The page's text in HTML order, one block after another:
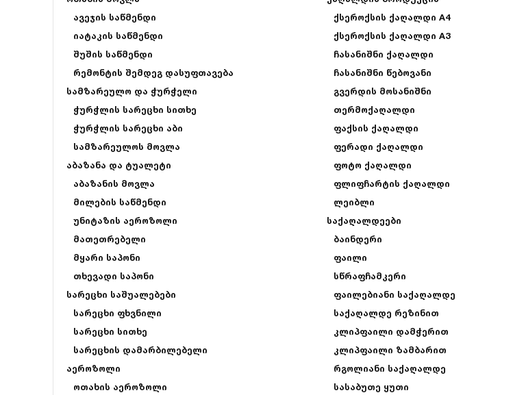
ავეჯის საწმენდი
იატაკის საწმენდი
შუშის საწმენდი
რემონტის შემდეგ დასუფთავება
სამზარეულო და ჭურჭელი
ჭურჭლის სარეცხი სითხე
ჭურჭლის სარეცხი აბი
სამზარეულოს მოვლა
აბაზანა და ტუალეტი
აბაზანის მოვლა
მილების საწმენდი
უნიტაზის აეროზოლი
მათეთრებელი
მყარი საპონი
თხევადი საპონი
სარეცხი საშუალებები
სარეცხი ფხვნილი
სარეცხი სითხე
სარეცხის დამარბილებელი
აეროზოლი
ოთახის აეროზოლი
ქსეროქსის ქაღალდი A4
ქსეროქსის ქაღალდი A3
ჩასანიშნი ქაღალდი
ჩასანიშნი წებოვანი
გვერდის მოსანიშნი
თერმოქაღალდი
ფაქსის ქაღალდი
ფერადი ქაღალდი
ფოტო ქაღალდი
ფლიფჩარტის ქაღალდი
ლეიბლი
საქაღალდეები
ბაინდერი
ფაილი
სწრაფჩამკერი
ფაილებიანი საქაღალდე
საქაღალდე რეზინით
კლიპფაილი დამჭერით
კლიპფაილი ზამბარით
რგოლიანი საქაღალდე
სასაბუთე ყუთი